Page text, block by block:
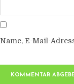
Name, E-Mail-